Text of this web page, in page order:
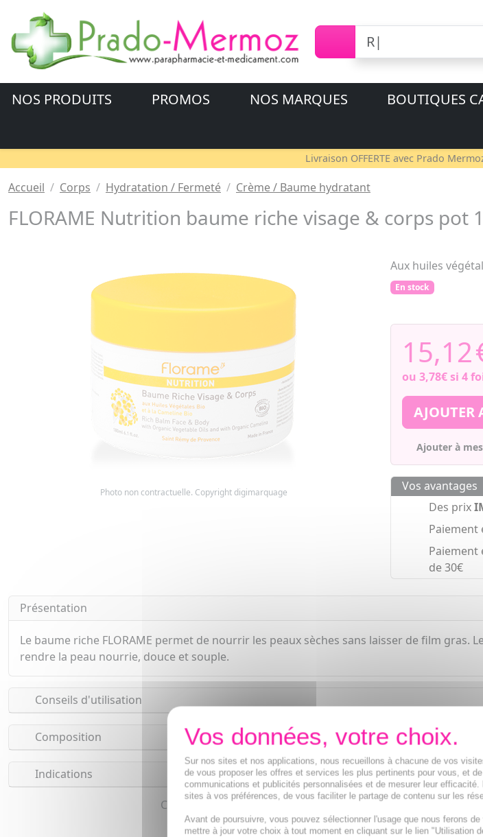
NOS PRODUITS PROMOS NOS MARQUES
BOUTIQUES
Livraison OFFERTE avec Prado
Accueil Corps Hydratation / Fermeté Crème / Baume hydratant
FLORAME Nutrition baume riche visage & corps pot
Photo non contractuelle. Copyright digimarquage
Aux huiles
En stock
15,12
ou 3,78€si 4
AJOUTER
Ajouter à
Vos avantages
Des prix
Paiement
Paiement
de 30€
Présentation
Le baume riche FLORAME permet de nourrir les peaux sèches sans laisser de film
rendre la peau nourrie, douce et souple.
Conseils d'utilisation
Composition
Indications
Crème, Baume hydratant, Crème de jour hydratante et
Sur nos sites et nos applications, nous recueillons à chacune de vos
de vous proposer les offres et services les plus pertinents pour vous, et
communications et publicités personnalisées et de mesurer leur
sites à vos préférences, de vous faciliter le partage de contenu sur les
Avant de poursuivre, vous pouvez sélectionner l'usage que nous ferons
mettre à jour votre choix à tout moment en cliquant sur le lien "Utilisation